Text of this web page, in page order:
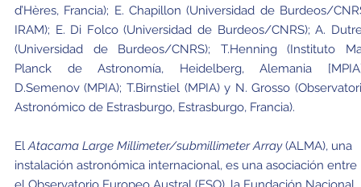
d’Hères, Francia); E. Chapillon (Universidad de Burdeos/
IRAM); E. Di Folco (Universidad de Burdeos/CNRS); A.
(Universidad de Burdeos/CNRS); T.Henning (Instituto
Planck de Astronomía, Heidelberg, Alemania
D.Semenov (MPIA); T.Birnstiel (MPIA) y N. Grosso
Astronómico de Estrasburgo, Estrasburgo, Francia).
ElAtacama Large Millimeter/submillimeter Array(ALMA), una
instalación astronómica internacional, es una asociación entre